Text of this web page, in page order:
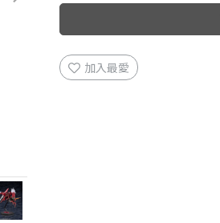
加入最愛